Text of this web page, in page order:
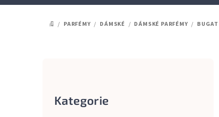
DOMŮ
/ PARFÉMY / DÁMSKÉ / DÁMSKÉ PARFÉMY /
Přeskočit
kategorie
Kategorie